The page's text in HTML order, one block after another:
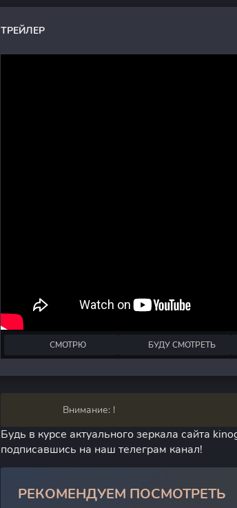
ТРЕЙЛЕР
СМОТРЮ БУДУ СМОТРЕТЬ
Внимание: !
Будь в курсе актуального зеркала сайта
подписавшись на наш телеграм канал!
РЕКОМЕНДУЕМ ПОСМОТРЕТЬ